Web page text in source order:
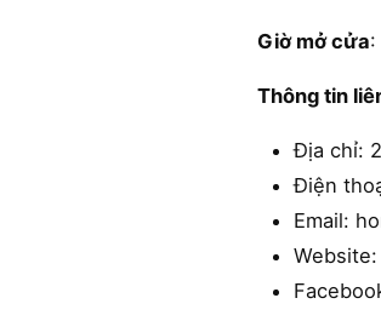
Giờ mở cửa:
Thông tin
Địa chỉ:
Điện
Email: